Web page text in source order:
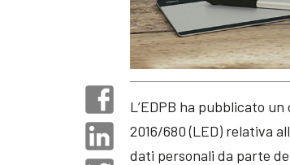
L’EDPB ha pubblicato
2016/680 (LED) relativa
dati personali da parte